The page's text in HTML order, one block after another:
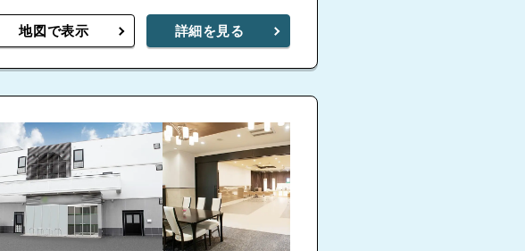
地図で表示 詳細を見る